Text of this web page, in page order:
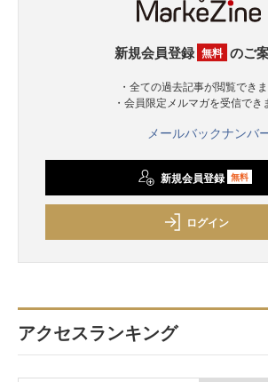
新規会員登録 無料 のご
・全ての過去記事が閲覧でき
・会員限定メルマガを受信でき
メールバックナンバ
新規会員登録 無料
ログイン
アクセスランキング